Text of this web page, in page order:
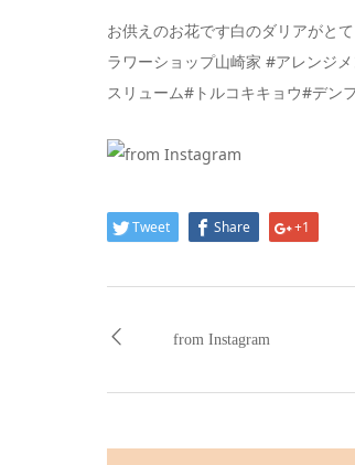
お供えのお花です白のダリアがと
ラワーショップ山崎家 #アレンジ
スリューム#トルコキキョウ#デ
Tweet Share +1
from Instagram